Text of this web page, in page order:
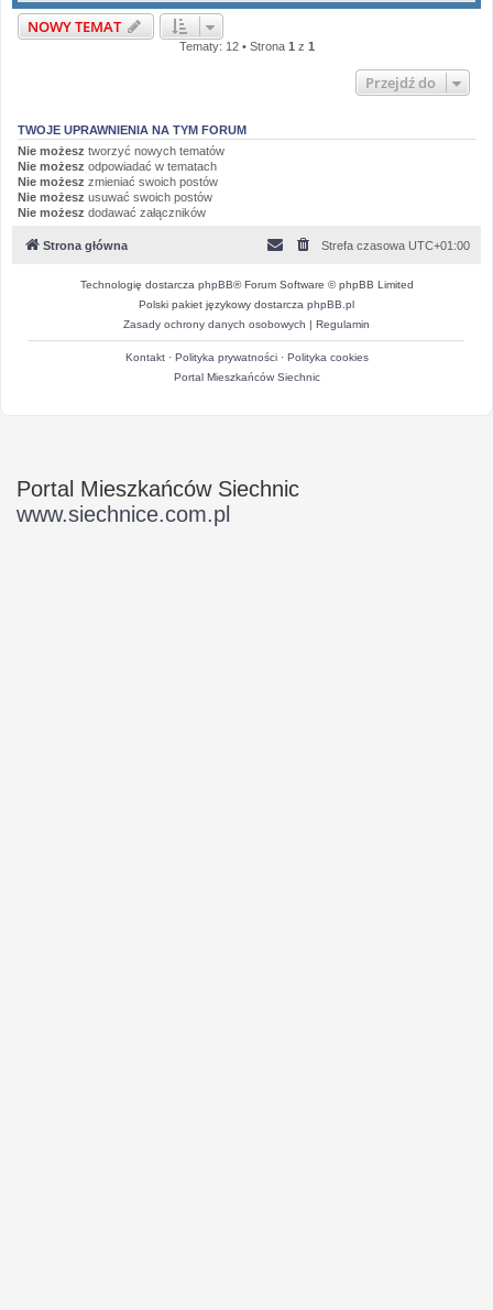
NOWY TEMAT
Tematy: 12 • Strona 1 z 1
Przejdź do
TWOJE UPRAWNIENIA NA TYM FORUM
Nie możesz tworzyć nowych tematów
Nie możesz odpowiadać w tematach
Nie możesz zmieniać swoich postów
Nie możesz usuwać swoich postów
Nie możesz dodawać załączników
Strona główna Strefa czasowa UTC+01:00
Technologię dostarcza phpBB® Forum Software © phpBB Limited
Polski pakiet językowy dostarcza phpBB.pl
Zasady ochrony danych osobowych | Regulamin
Kontakt· Polityka prywatności· Polityka cookies
Portal Mieszkańców Siechnic
Portal Mieszkańców Siechnic
www.siechnice.com.pl